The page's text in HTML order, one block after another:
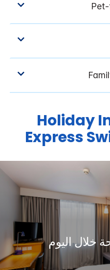
Holiday
Express
خلال اليوم